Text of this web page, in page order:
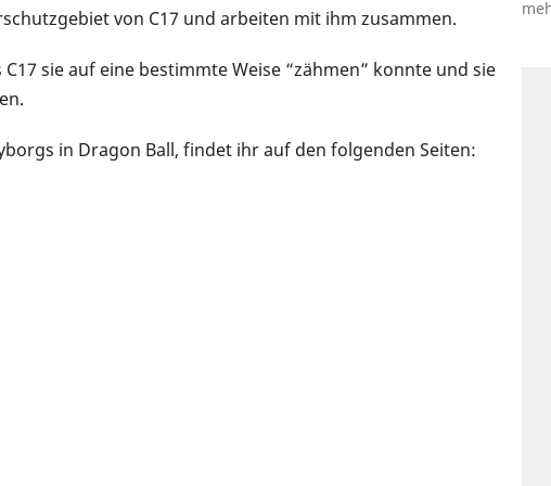
von C17 und arbeiten mit ihm zusammen.
sie auf eine bestimmte Weise “zähmen” konnte und sie
in Dragon Ball, findet ihr auf den folgenden Seiten: